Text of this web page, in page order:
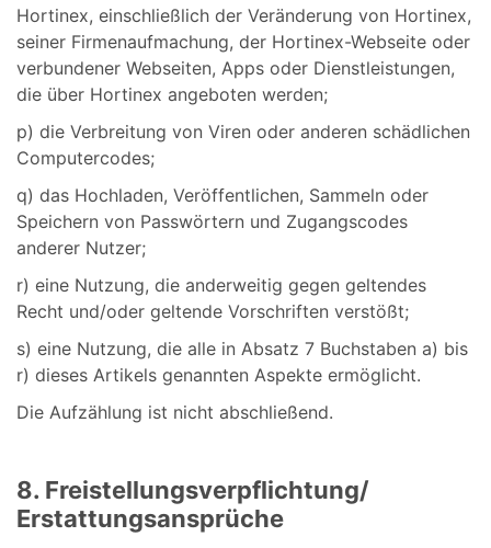
Hortinex, einschließlich der Veränderung von Hortinex,
seiner Firmenaufmachung, der Hortinex-Webseite oder
verbundener Webseiten, Apps oder Dienstleistungen,
die über Hortinex angeboten werden;
p) die Verbreitung von Viren oder anderen schädlichen
Computercodes;
q) das Hochladen, Veröffentlichen, Sammeln oder
Speichern von Passwörtern und Zugangscodes
anderer Nutzer;
r) eine Nutzung, die anderweitig gegen geltendes
Recht und/oder geltende Vorschriften verstößt;
s) eine Nutzung, die alle in Absatz 7 Buchstaben a) bis
r) dieses Artikels genannten Aspekte ermöglicht.
Die Aufzählung ist nicht abschließend.
8. Freistellungsverpflichtung/
Erstattungsansprüche